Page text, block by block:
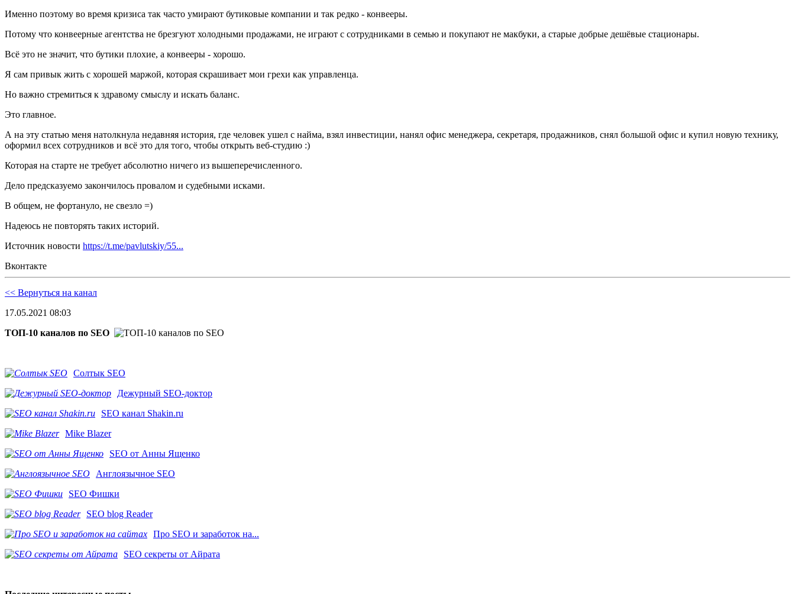
Именно поэтому во время кризиса так часто умирают бутиковые компании и так редко - конвееры.
Потому что конвеерные агентства не брезгуют холодными продажами, не играют с сотрудниками в семью и покупают не макбуки, а старые добрые дешёвые стационары.
Всё это не значит, что бутики плохие, а конвееры - хорошо.
Я сам привык жить с хорошей маржой, которая скрашивает мои грехи как управленца.
Но важно стремиться к здравому смыслу и искать баланс.
Это главное.
А на эту статью меня натолкнула недавняя история, где человек ушел с найма, взял инвестиции, нанял офис менеджера, секретаря, продажников, снял большой офис и купил новую технику,
оформил всех сотрудников и всё это для того, чтобы открыть веб-студию :)
Которая на старте не требует абсолютно ничего из вышеперечисленного.
Дело предсказуемо закончилось провалом и судебными исками.
В общем, не фортануло, не свезло =)
Надеюсь не повторять таких историй.
Источник новости https://t.me/pavlutskiy/55...
Вконтакте
<< Вернуться на канал
17.05.2021 08:03
ТОП-10 каналов по SEO
Солтык SEO
Дежурный SEO-доктор
SEO канал Shakin.ru
Mike Blazer
SEO от Анны Ященко
Англоязычное SEO
SEO Фишки
SEO blog Reader
Про SEO и заработок на...
SEO секреты от Айрата